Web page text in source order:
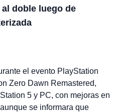
doble luego de
el evento PlayStation
Zero Dawn Remastered,
5 y PC, con mejoras en
se informara que